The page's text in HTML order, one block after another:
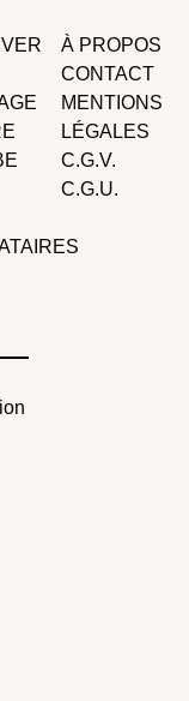
À PROPOS
CONTACT
MENTIONS
LÉGALES
C.G.V.
C.G.U.